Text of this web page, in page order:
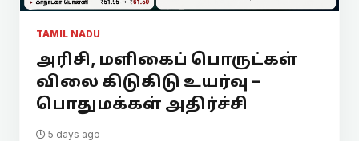
TAMIL NADU
அரிசி, மளிகைப் பொருட்கள்
விலை கிடுகிடு உயர்வு –
பொதுமக்கள் அதிர்ச்சி
5 days ago